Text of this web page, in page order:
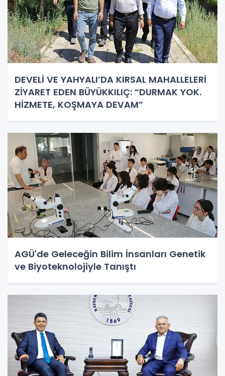
DEVELİ VE YAHYALI’DA KIRSAL MAHALLELERİ
ZİYARET EDEN BÜYÜKKILIÇ: “DURMAK YOK.
HİZMETE, KOŞMAYA DEVAM”
AGÜ'de Geleceğin Bilim İnsanları Genetik
ve Biyoteknolojiyle Tanıştı